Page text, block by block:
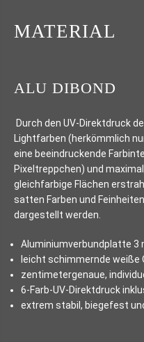
MATERIAL
ALU DIBOND
Durch den UV-Direktdruck
Lightfarben (herkömmlich
eine beeindruckende
Pixeltreppchen) und
gleichfarbige Flächen
satten Farben und
dargestellt werden.
Aluminiumverbundplatte 3
leicht schimmernde weiße
zentimetergenaue,
6-Farb-UV-Direktdruck
extrem stabil, biegefest